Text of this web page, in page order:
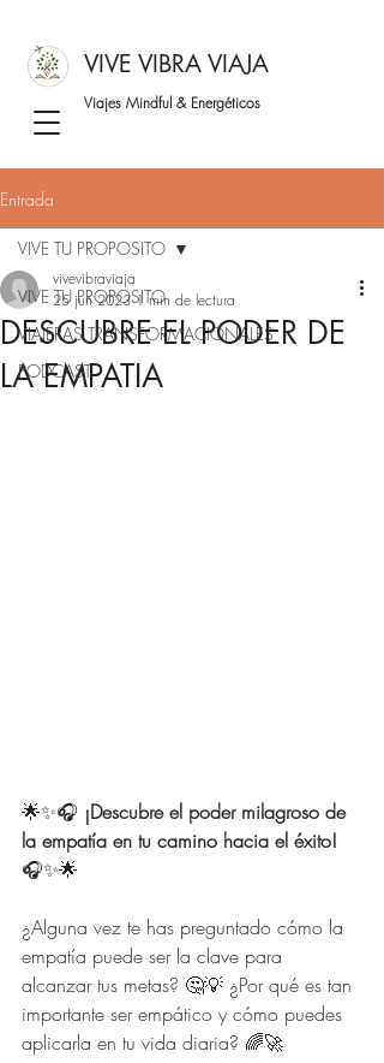
VIVE VIBRA VIAJA
Viajes Mindful & Energéticos
Entrada
VIVE TU PROPOSITO
VIAJERAS TRANSFORMACIONALES
PODCAST
VIVE TU PROPOSITO
DESCUBRE EL PODER DE
LA EMPATIA
vivevibraviaja
25 jun 2023 1 min de lectura
🌟✨🎧 ¡Descubre el poder milagroso de
la empatía en tu camino hacia el éxito!
🎧✨🌟
¿Alguna vez te has preguntado cómo la
empatía puede ser la clave para
alcanzar tus metas? 🤔💡 ¿Por qué es tan
importante ser empático y cómo puedes
aplicarla en tu vida diaria? 🌈🚀